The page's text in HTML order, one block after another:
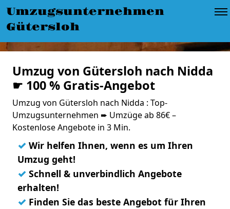
Umzugsunternehmen
Gütersloh
Umzug von Gütersloh nach Nidda
☛ 100 % Gratis-Angebot
Umzug von Gütersloh nach Nidda : Top-
Umzugsunternehmen ➨ Umzüge ab 86€ –
Kostenlose Angebote in 3 Min.
✓ Wir helfen Ihnen, wenn es um Ihren
Umzug geht!
✓ Schnell & unverbindlich Angebote
erhalten!
✓ Finden Sie das beste Angebot für Ihren